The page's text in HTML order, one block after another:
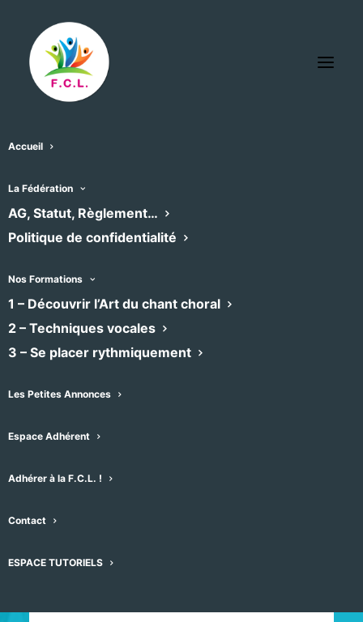
Accueil
La Fédération
AG, Statut, Règlement…
Politique de confidentialité
Nos Formations
1 – Découvrir l’Art du chant choral
2 – Techniques vocales
3 – Se placer rythmiquement
Les Petites Annonces
Espace Adhérent
Adhérer à la F.C.L. !
Contact
ESPACE TUTORIELS